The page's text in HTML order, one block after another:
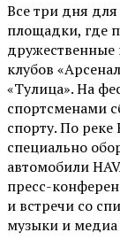
Все три дня
площадки, где
дружественные
клубов
«Тулица». На
спортсменами
спорту. По
специально
автомобили
пресс-
и встречи со
музыки и медиа